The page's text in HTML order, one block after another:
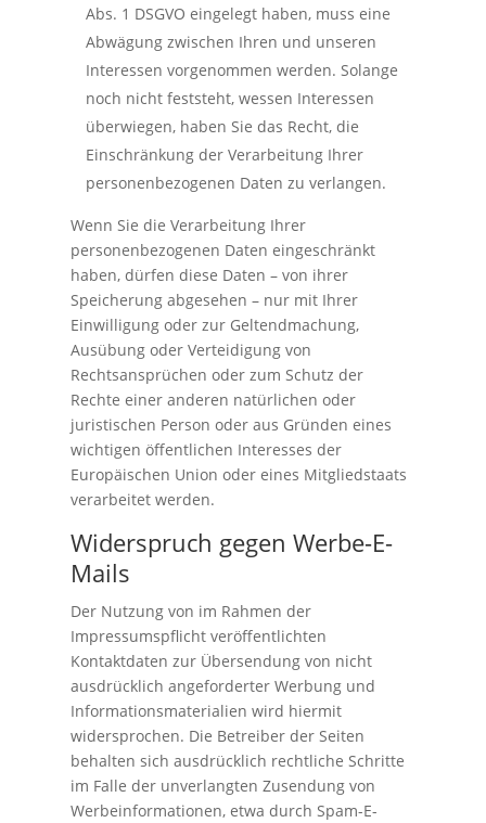
Abs. 1 DSGVO eingelegt haben, muss eine
Abwägung zwischen Ihren und unseren
Interessen vorgenommen werden. Solange
noch nicht feststeht, wessen Interessen
überwiegen, haben Sie das Recht, die
Einschränkung der Verarbeitung Ihrer
personenbezogenen Daten zu verlangen.
Wenn Sie die Verarbeitung Ihrer
personenbezogenen Daten eingeschränkt
haben, dürfen diese Daten – von ihrer
Speicherung abgesehen – nur mit Ihrer
Einwilligung oder zur Geltendmachung,
Ausübung oder Verteidigung von
Rechtsansprüchen oder zum Schutz der
Rechte einer anderen natürlichen oder
juristischen Person oder aus Gründen eines
wichtigen öffentlichen Interesses der
Europäischen Union oder eines Mitgliedstaats
verarbeitet werden.
Widerspruch gegen Werbe-E-
Mails
Der Nutzung von im Rahmen der
Impressumspflicht veröffentlichten
Kontaktdaten zur Übersendung von nicht
ausdrücklich angeforderter Werbung und
Informationsmaterialien wird hiermit
widersprochen. Die Betreiber der Seiten
behalten sich ausdrücklich rechtliche Schritte
im Falle der unverlangten Zusendung von
Werbeinformationen, etwa durch Spam-E-